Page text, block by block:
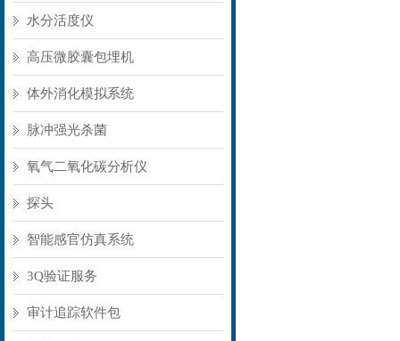
水分活度仪
高压微胶囊包埋机
体外消化模拟系统
脉冲强光杀菌
氧气二氧化碳分析仪
探头
智能感官仿真系统
3Q验证服务
审计追踪软件包